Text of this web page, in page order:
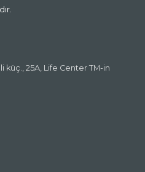
küç., 25A, Life Center TM-in